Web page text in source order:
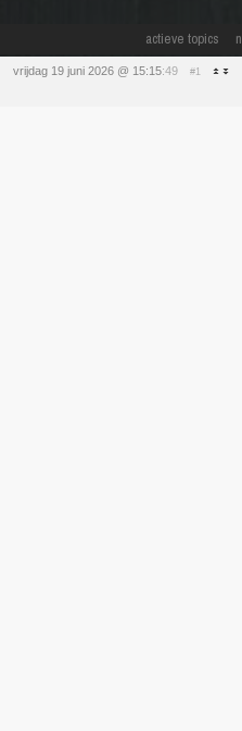
actieve topics
vrijdag 19 juni 2026 @ 15:15:49 #1